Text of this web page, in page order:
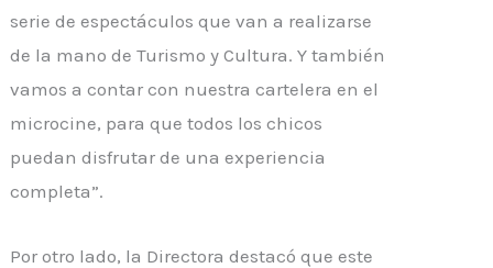
serie de espectáculos que van a realizarse
de la mano de Turismo y Cultura. Y también
vamos a contar con nuestra cartelera en el
microcine, para que todos los chicos
puedan disfrutar de una experiencia
completa”.
Por otro lado, la Directora destacó que este